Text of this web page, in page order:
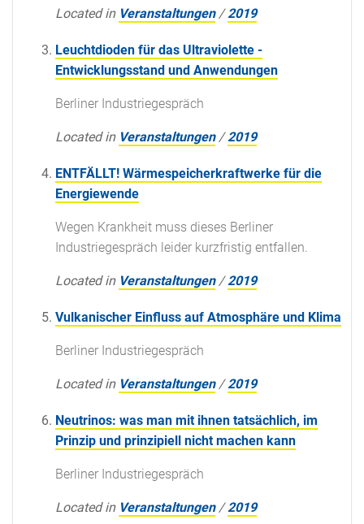
Located in Veranstaltungen /2019
Leuchtdioden für das Ultraviolette -
Entwicklungsstand und Anwendungen
Berliner Industriegespräch
Located in Veranstaltungen /2019
ENTFÄLLT! Wärmespeicherkraftwerke für die
Energiewende
Wegen Krankheit muss dieses Berliner
Industriegespräch leider kurzfristig entfallen.
Located in Veranstaltungen /2019
Vulkanischer Einfluss auf Atmosphäre und Klima
Berliner Industriegespräch
Located in Veranstaltungen /2019
Neutrinos: was man mit ihnen tatsächlich, im
Prinzip und prinzipiell nicht machen kann
Berliner Industriegespräch
Located in Veranstaltungen /2019